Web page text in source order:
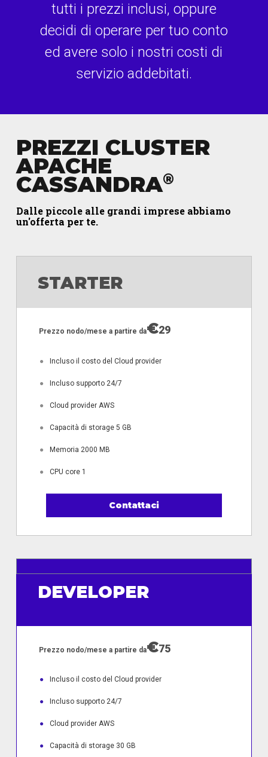
tutti i prezzi inclusi, oppure
decidi di operare per tuo conto
ed avere solo i nostri costi di
servizio addebitati.
PREZZI CLUSTER
APACHE
CASSANDRA®
Dalle piccole alle grandi imprese abbiamo
un'offerta per te.
STARTER
Prezzo nodo/mese a partire da€29
● Incluso il costo del Cloud provider
● Incluso supporto 24/7
● Cloud provider AWS
● Capacità di storage 5 GB
● Memoria 2000 MB
● CPU core 1
Contattaci
DEVELOPER
Prezzo nodo/mese a partire da€75
● Incluso il costo del Cloud provider
● Incluso supporto 24/7
● Cloud provider AWS
● Capacità di storage 30 GB